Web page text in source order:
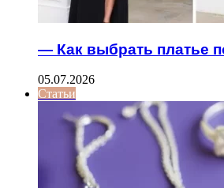
— Как выбрать платье
05.07.2026
Статьи